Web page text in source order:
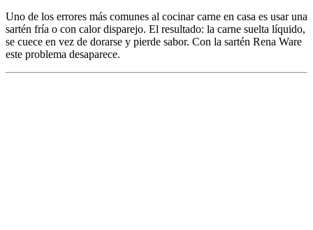
Uno de los errores más comunes al cocinar carne en casa es usar una
sartén fría o con calor disparejo. El resultado: la carne suelta líquido,
se cuece en vez de dorarse y pierde sabor. Con la sartén Rena Ware
este problema desaparece.